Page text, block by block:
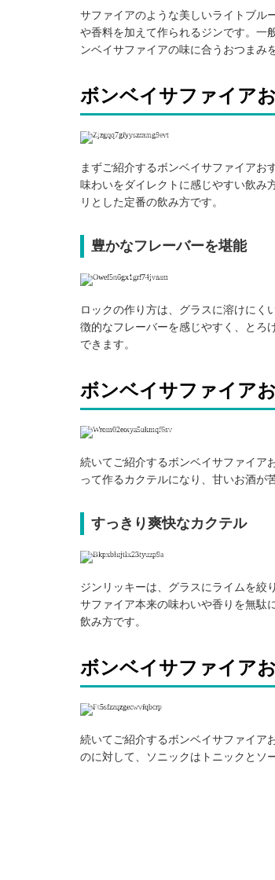
サファイアのような美しいライトブル
や香料を加えて作られるジンです。一
ンベイサファイアの味に合うおつまみ
ボンベイサファイア
引用: https://www.instagram.com/p/BqSSsb6lhxn/
まずご紹介するボンベイサファイアお
味わいをダイレクトに感じやすい飲み
リとした定番の飲み方です。
豊かなフレーバーを堪能
引用: https://www.instagram.com/p/cpxeyey2q6/
ロックの作り方は、グラスに溶けにく
徴的なフレーバーを感じやすく、とろ
できます。
ボンベイサファイア
引用: https://www.instagram.com/p/BoaO_tHl-aL/
続いてご紹介するボンベイサファイア
って作るカクテルになり、甘いお酒が
すっきり爽快なカクテル
引用: https://www.instagram.com/p/Bo6EzjGFZGF/
ジンリッキーは、グラスにライムを絞
サファイア本来の味わいや香りを無駄
飲み方です。
ボンベイサファイア
引用: https://www.instagram.com/p/BpHIEEpADQA/
続いてご紹介するボンベイサファイア
のに対して、ソニックはトニックとソ